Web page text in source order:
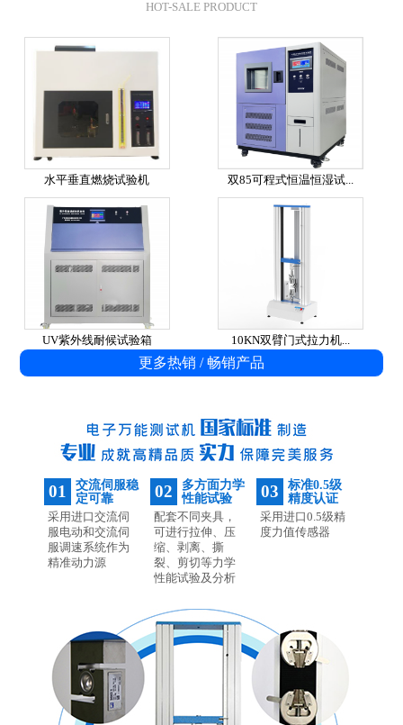
HOT-SALE PRODUCT
水平垂直燃烧试验机 双85可程式恒温恒湿试...
UV紫外线耐候试验箱 10KN双臂门式拉力机...
更多热销 / 畅销产品
01
交流伺服稳
定可靠
采用进口交流伺
服电动和交流伺
服调速系统作为
精准动力源
02
多方面力学
性能试验
配套不同夹具，
可进行拉伸、压
缩、剥离、撕
裂、剪切等力学
性能试验及分析
03
标准0.5级
精度认证
采用进口0.5级精
度力值传感器